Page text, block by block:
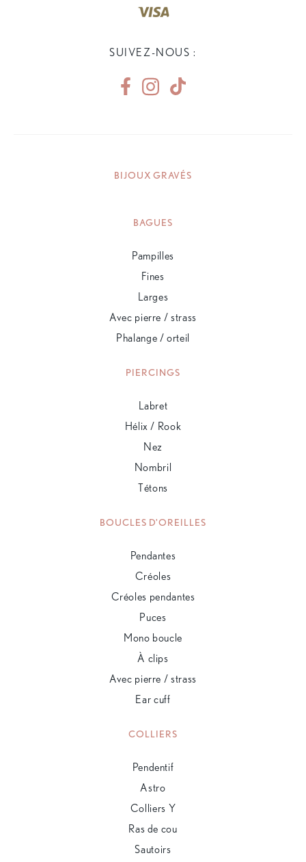
SUIVEZ-NOUS :
BIJOUX GRAVÉS
BAGUES
Pampilles
Fines
Larges
Avec pierre / strass
Phalange / orteil
PIERCINGS
Labret
Hélix / Rook
Nez
Nombril
Tétons
BOUCLES D'OREILLES
Pendantes
Créoles
Créoles pendantes
Puces
Mono boucle
À clips
Avec pierre / strass
Ear cuff
COLLIERS
Pendentif
Astro
Colliers Y
Ras de cou
Sautoirs